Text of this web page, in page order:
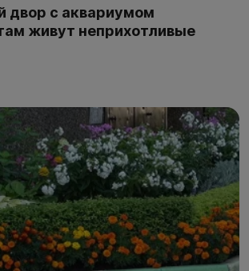
двор с аквариумом
живут неприхотливые